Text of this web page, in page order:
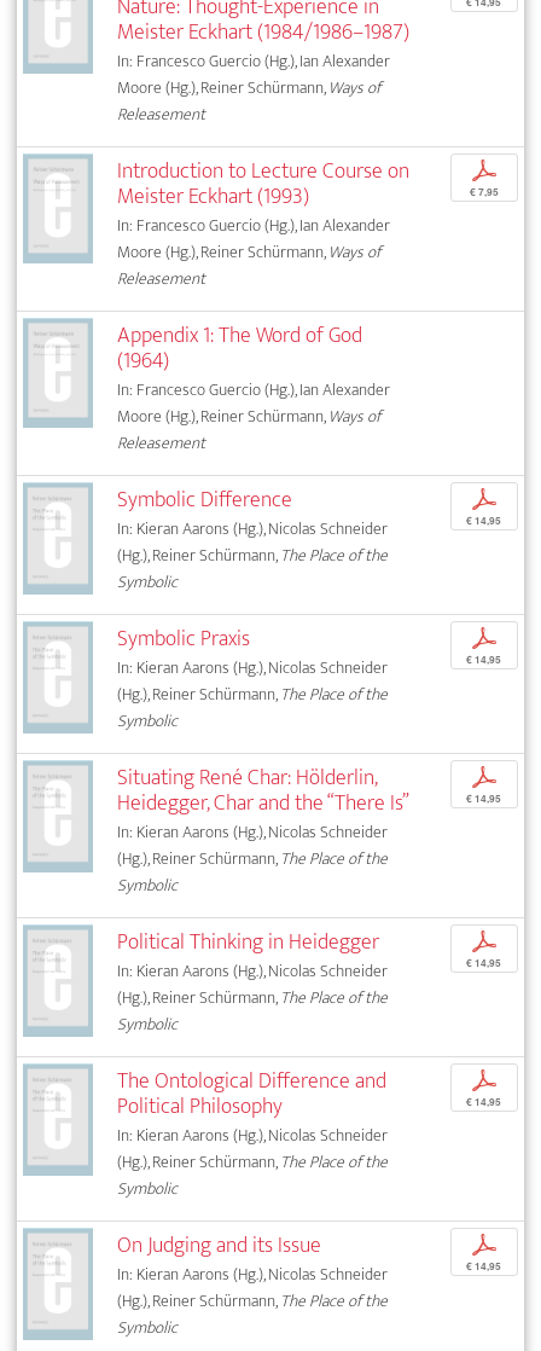
Meister Eckhart (1984/1986–1987)
In: Francesco Guercio (Hg.), Ian Alexander
Moore (Hg.), Reiner Schürmann,Ways of
Releasement
Introduction to Lecture Course on
Meister Eckhart (1993)
In: Francesco Guercio (Hg.), Ian Alexander
Moore (Hg.), Reiner Schürmann,Ways of
Releasement
p
€ 7,95
Appendix 1: The Word of God
(1964)
In: Francesco Guercio (Hg.), Ian Alexander
Moore (Hg.), Reiner Schürmann,Ways of
Releasement
Symbolic Difference
In: Kieran Aarons (Hg.), Nicolas Schneider
(Hg.), Reiner Schürmann,The Place of the
Symbolic
p
€ 14,95
Symbolic Praxis
In: Kieran Aarons (Hg.), Nicolas Schneider
(Hg.), Reiner Schürmann,The Place of the
Symbolic
p
€ 14,95
Situating René Char: Hölderlin,
Heidegger, Char and the “There Is”
In: Kieran Aarons (Hg.), Nicolas Schneider
(Hg.), Reiner Schürmann,The Place of the
Symbolic
p
€ 14,95
Political Thinking in Heidegger
In: Kieran Aarons (Hg.), Nicolas Schneider
(Hg.), Reiner Schürmann,The Place of the
Symbolic
p
€ 14,95
The Ontological Difference and
Political Philosophy
In: Kieran Aarons (Hg.), Nicolas Schneider
(Hg.), Reiner Schürmann,The Place of the
Symbolic
p
€ 14,95
On Judging and its Issue
In: Kieran Aarons (Hg.), Nicolas Schneider
(Hg.), Reiner Schürmann,The Place of the
Symbolic
p
€ 14,95